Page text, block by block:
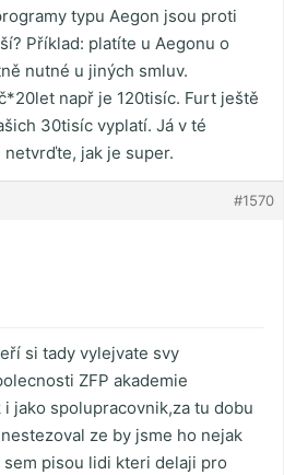
typu Aegon jsou proti
Příklad: platíte u Aegonu o
nutné u jiných smluv.
např je 120tisíc. Furt ještě
30tisíc vyplatí. Já v té
jak je super.
#1570
si tady vylejvate svy
ZFP akademie
jako spolupracovnik,za tu dobu
ze by jsme ho nejak
pisou lidi kteri delaji pro